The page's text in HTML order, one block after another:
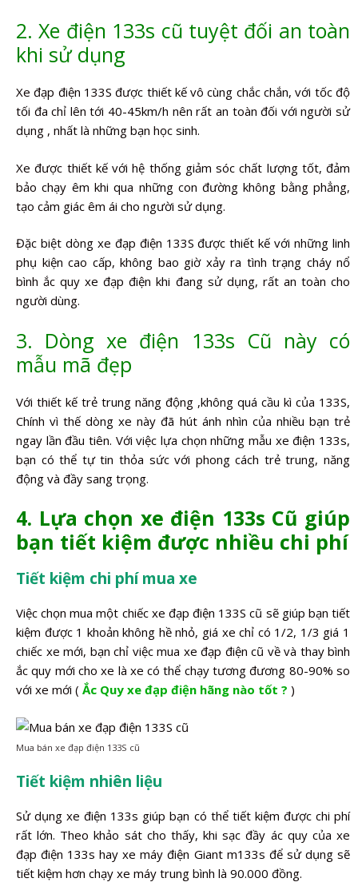
2. Xe điện 133s cũ tuyệt đối an toàn
khi sử dụng
Xe đạp điện 133S được thiết kế vô cùng chắc chắn, với tốc độ
tối đa chỉ lên tới 40-45km/h nên rất an toàn đối với người sử
dụng , nhất là những bạn học sinh.
Xe được thiết kế với hệ thống giảm sóc chất lượng tốt, đảm
bảo chạy êm khi qua những con đường không bằng phẳng,
tạo cảm giác êm ái cho người sử dụng.
Đặc biệt dòng xe đạp điện 133S được thiết kế với những linh
phụ kiện cao cấp, không bao giờ xảy ra tình trạng cháy nổ
bình ắc quy xe đạp điện khi đang sử dụng, rất an toàn cho
người dùng.
3. Dòng xe điện 133s Cũ này có
mẫu mã đẹp
Với thiết kế trẻ trung năng động ,không quá cầu kì của 133S,
Chính vì thế dòng xe này đã hút ánh nhìn của nhiều bạn trẻ
ngay lần đầu tiên. Với việc lựa chọn những mẫu xe điện 133s,
bạn có thể tự tin thỏa sức với phong cách trẻ trung, năng
động và đầy sang trọng.
4. Lựa chọn xe điện 133s Cũ giúp
bạn tiết kiệm được nhiều chi phí
Tiết kiệm chi phí mua xe
Việc chọn mua một chiếc xe đạp điện 133S cũ sẽ giúp bạn tiết
kiệm được 1 khoản không hề nhỏ, giá xe chỉ có 1/2, 1/3 giá 1
chiếc xe mới, bạn chỉ việc mua xe đạp điện cũ về và thay bình
ắc quy mới cho xe là xe có thể chạy tương đương 80-90% so
với xe mới ( Ắc Quy xe đạp điện hãng nào tốt ? )
Mua bán xe đạp điện 133S cũ
Tiết kiệm nhiên liệu
Sử dụng xe điện 133s giúp bạn có thể tiết kiệm được chi phí
rất lớn. Theo khảo sát cho thấy, khi sạc đầy ác quy của xe
đạp điện 133s hay xe máy điện Giant m133s để sử dụng sẽ
tiết kiệm hơn chạy xe máy trung bình là 90.000 đồng.